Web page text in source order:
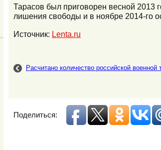
Тарасов был приговорен весной 2013
лишения свободы и в ноябре 2014-го
Источник: Lenta.ru
Расчитано количество российской военной
Поделиться: